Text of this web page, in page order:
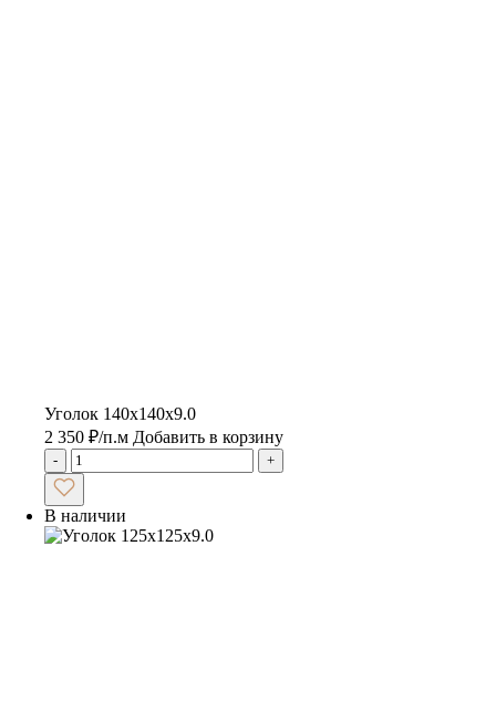
Уголок 140х140х9.0
2 350 ₽/п.м Добавить в корзину
- +
В наличии